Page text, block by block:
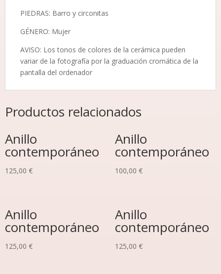
PIEDRAS: Barro y circonitas
GÉNERO: Mujer
AVISO: Los tonos de colores de la cerámica pueden
variar de la fotografía por la graduación cromática de la
pantalla del ordenador
Productos relacionados
Anillo
contemporáneo
125,00 €
Anillo
contemporáneo
100,00 €
Anillo
contemporáneo
125,00 €
Anillo
contemporáneo
125,00 €